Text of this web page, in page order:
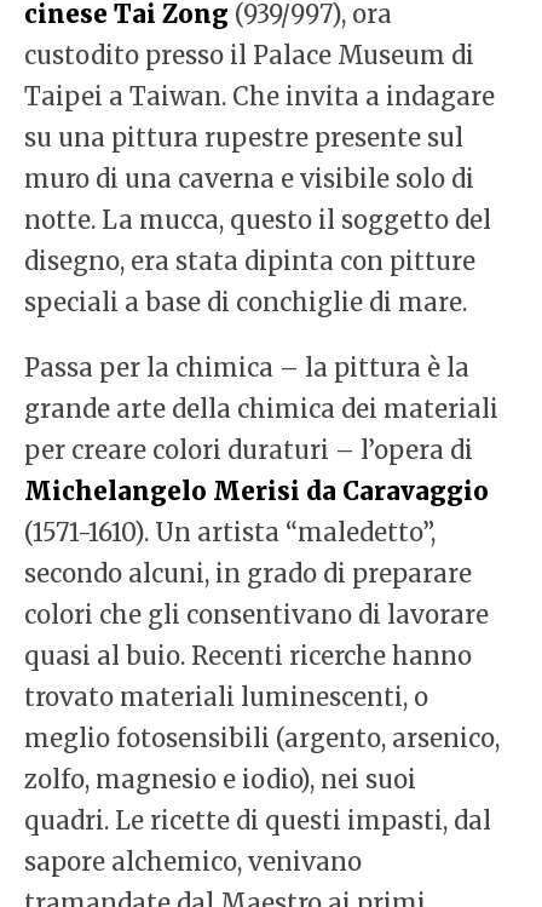
cinese Tai Zong (939/997), ora
custodito presso il Palace Museum di
Taipei a Taiwan. Che invita a indagare
su una pittura rupestre presente sul
muro di una caverna e visibile solo di
notte. La mucca, questo il soggetto del
disegno, era stata dipinta con pitture
speciali a base di conchiglie di mare.
Passa per la chimica – la pittura è la
grande arte della chimica dei materiali
per creare colori duraturi – l’opera di
Michelangelo Merisi da Caravaggio
(1571-1610). Un artista “maledetto”,
secondo alcuni, in grado di preparare
colori che gli consentivano di lavorare
quasi al buio. Recenti ricerche hanno
trovato materiali luminescenti, o
meglio fotosensibili (argento, arsenico,
zolfo, magnesio e iodio), nei suoi
quadri. Le ricette di questi impasti, dal
sapore alchemico, venivano